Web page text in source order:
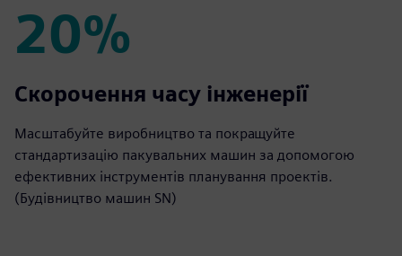
20%
20%
Скорочення часу інженерії
Масштабуйте виробництво та покращуйте
стандартизацію пакувальних машин за допомогою
ефективних інструментів планування проектів.
(Будівництво машин SN)